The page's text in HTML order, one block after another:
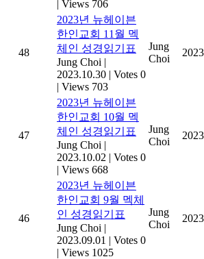
| Views 706
48
2023년 뉴헤이븐
한인교회 11월 멕
체인 성경읽기표
Jung Choi |
2023.10.30 | Votes 0
| Views 703
Jung
Choi
47
2023년 뉴헤이븐
한인교회 10월 멕
체인 성경읽기표
Jung Choi |
2023.10.02 | Votes 0
| Views 668
Jung
Choi
46
2023년 뉴헤이븐
한인교회 9월 멕체
인 성경읽기표
Jung Choi |
2023.09.01 | Votes 0
| Views 1025
Jung
Choi